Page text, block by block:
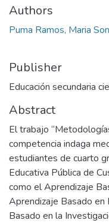
Authors
Puma Ramos, Maria
Publisher
Educación secundaria
Abstract
El trabajo
competencia indaga
estudiantes de cuarto
Educativa Pública de
como el Aprendizaje
Aprendizaje Basado
Basado en la